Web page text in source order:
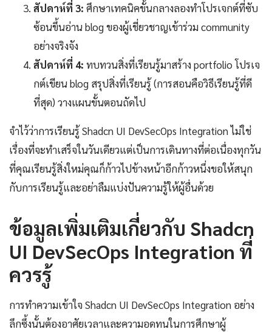
สัปดาห์ที่ 3: ศึกษาเทคนิคขั้นกลางลองทำโปรเจกต์ที่ซับ
ซ้อนขึ้นอ่าน blog ของผู้เชี่ยวชาญเข้าร่วม community
อย่างจริงจัง
สัปดาห์ที่ 4: ทบทวนสิ่งที่เรียนรู้มาสร้าง portfolio โปรเจ
กต์เขียน blog สรุปสิ่งที่เรียนรู้ (การสอนคือวิธีเรียนรู้ที่ดี
ที่สุด) วางแผนขั้นตอนถัดไป
จำไว้ว่าการเรียนรู้ Shadcn UI DevSecOps Integration ไม่ใช่
เรื่องที่จะทำเสร็จในวันเดียวแต่เป็นการเดินทางที่ต่อเนื่องทุกวัน
ที่คุณเรียนรู้สิ่งใหม่คุณก็ก้าวไปข้างหน้าอีกก้าวหนึ่งขอให้สนุก
กับการเรียนรู้และอย่าลืมแบ่งปันความรู้ให้ผู้อื่นด้วย
ข้อมูลเพิ่มเติมเกี่ยวกับ Shadcn
UI DevSecOps Integration ที่
ควรรู้
การทำความเข้าใจ Shadcn UI DevSecOps Integration อย่าง
ลึกซึ้งนั้นต้องอาศัยเวลาและความอดทนในการศึกษาผู้